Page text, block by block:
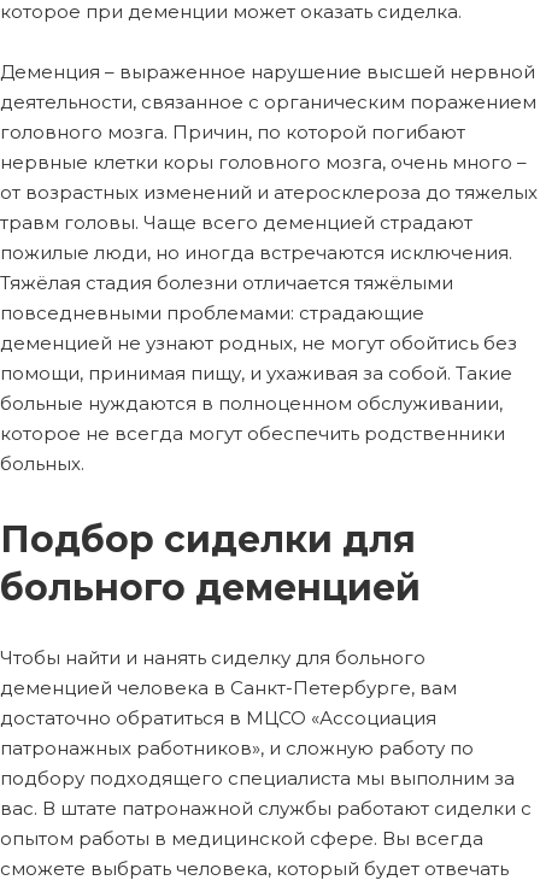
которое при деменции может оказать сиделка.
Деменция – выраженное нарушение высшей нервной
деятельности, связанное с органическим поражением
головного мозга. Причин, по которой погибают
нервные клетки коры головного мозга, очень много –
от возрастных изменений и атеросклероза до тяжелых
травм головы. Чаще всего деменцией страдают
пожилые люди, но иногда встречаются исключения.
Тяжёлая стадия болезни отличается тяжёлыми
повседневными проблемами: страдающие
деменцией не узнают родных, не могут обойтись без
помощи, принимая пищу, и ухаживая за собой. Такие
больные нуждаются в полноценном обслуживании,
которое не всегда могут обеспечить родственники
больных.
Подбор сиделки для
больного деменцией
Чтобы найти и нанять сиделку для больного
деменцией человека в Санкт-Петербурге, вам
достаточно обратиться в МЦСО «Ассоциация
патронажных работников», и сложную работу по
подбору подходящего специалиста мы выполним за
вас. В штате патронажной службы работают сиделки с
опытом работы в медицинской сфере. Вы всегда
сможете выбрать человека, который будет отвечать